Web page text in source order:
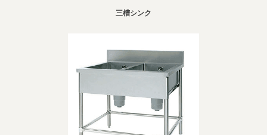
三槽シンク